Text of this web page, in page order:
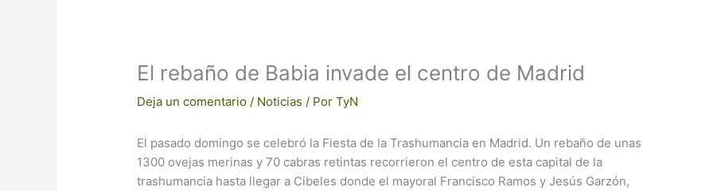
El rebaño de Babia invade el centro de Madrid
Deja un comentario / Noticias / PorTyN
El pasado domingo se celebró la Fiesta de la Trashumancia en Madrid. Un rebaño de unas
1300 ovejas merinas y 70 cabras retintas recorrieron el centro de esta capital de la
trashumancia hasta llegar a Cibeles donde el mayoral Francisco Ramos y Jesús Garzón,